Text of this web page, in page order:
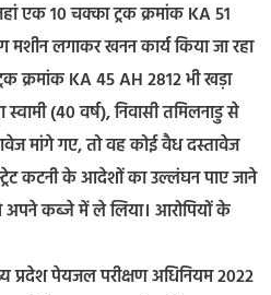
एक 10 चक्का ट्रक क्रमांक KA 51
लगाकर खनन कार्य किया जा रहा
क्रमांक KA 45 AH 2812 भी खड़ा
(40 वर्ष), निवासी तमिलनाडु से
मांगे गए, तो वह कोई वैध दस्तावेज
कटनी के आदेशों का उल्लंघन पाए जाने
अपने कब्जे में ले लिया। आरोपियों के
प्रदेश पेयजल परीक्षण अधिनियम 2022